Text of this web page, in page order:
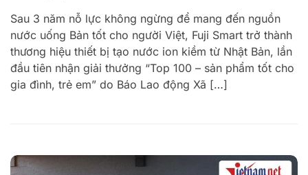
Sau 3 năm nỗ lực không ngừng để mang đến nguồn
nước uống Bản tốt cho người Việt, Fuji Smart trở thành
thương hiệu thiết bị tạo nước ion kiềm từ Nhật Bản, lần
đầu tiên nhận giải thưởng “Top 100 – sản phẩm tốt cho
gia đình, trẻ em” do Báo Lao động Xã […]